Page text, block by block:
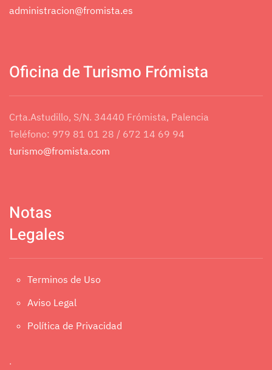
administracion@fromista.es
Oficina de Turismo Frómista
Crta.Astudillo, S/N. 34440 Frómista, Palencia
Teléfono: 979 81 01 28 / 672 14 69 94
turismo@fromista.com
Notas
Legales
Terminos de Uso
Aviso Legal
Política de Privacidad
.